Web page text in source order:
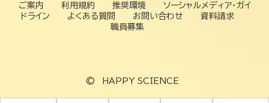
ご案内 利用規約 推奨環境
ソーシャルメディア・ガイ
ドライン
よくある質問 お問い合わせ
資料請求
職員募集
© HAPPY SCIENCE